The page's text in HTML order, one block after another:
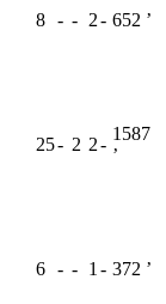
8 - - 2- 652 ʼ
25- 2 2-
1587
ʼ
6 - - 1 - 372 ʼ